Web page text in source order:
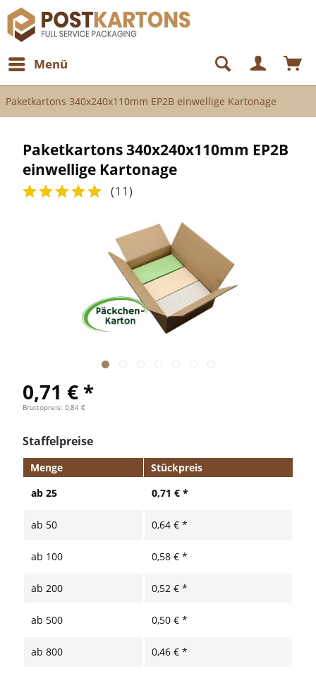
Menü
Paketkartons 340x240x110mm EP2B einwellige Kartonage
Paketkartons 340x240x110mm EP2B
einwellige Kartonage
(11)
0,71 € *
Bruttopreis: 0,84 €
Staffelpreise
Menge
Stückpreis
ab 25 0,71 € *
ab 50 0,64 € *
ab 100 0,58 € *
ab 200 0,52 € *
ab 500 0,50 € *
ab 800 0,46 € *